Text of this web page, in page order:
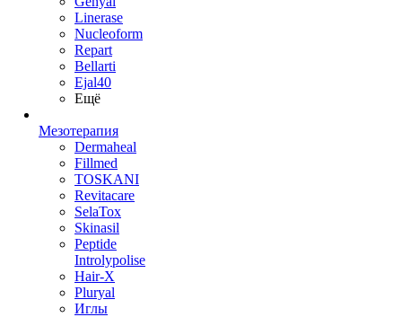
Linerase
Nucleoform
Repart
Bellarti
Ejal40
Ещё
Мезотерапия
Dermaheal
Fillmed
TOSKANI
Revitacare
SelaTox
Skinasil
Peptide
Introlypolise
Hair-X
Pluryal
Иглы